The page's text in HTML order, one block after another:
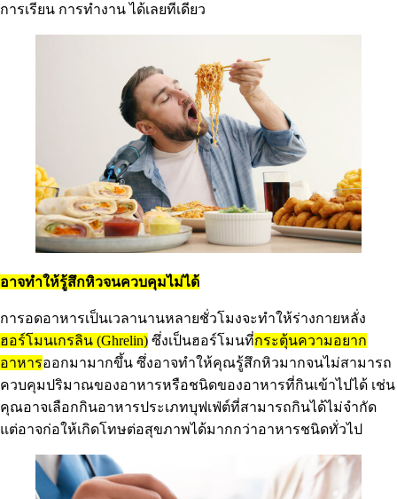
การเรียน การทำงาน ได้เลยทีเดียว
อาจทำให้รู้สึกหิวจนควบคุมไม่ได้
การอดอาหารเป็นเวลานานหลายชั่วโมงจะทำให้ร่างกายหลั่ง
ฮอร์โมนเกรลิน (Ghrelin) ซึ่งเป็นฮอร์โมนที่กระตุ้นความอยาก
อาหารออกมามากขึ้น ซึ่งอาจทำให้คุณรู้สึกหิวมากจนไม่สามารถ
ควบคุมปริมาณของอาหารหรือชนิดของอาหารที่กินเข้าไปได้ เช่น
คุณอาจเลือกกินอาหารประเภทบุฟเฟ่ต์ที่สามารถกินได้ไม่จำกัด
แต่อาจก่อให้เกิดโทษต่อสุขภาพได้มากกว่าอาหารชนิดทั่วไป